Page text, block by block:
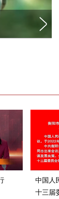
中国人
十三届